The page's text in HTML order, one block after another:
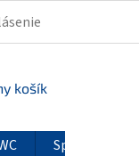
REKLAMÁCIE
košík
Sprchové